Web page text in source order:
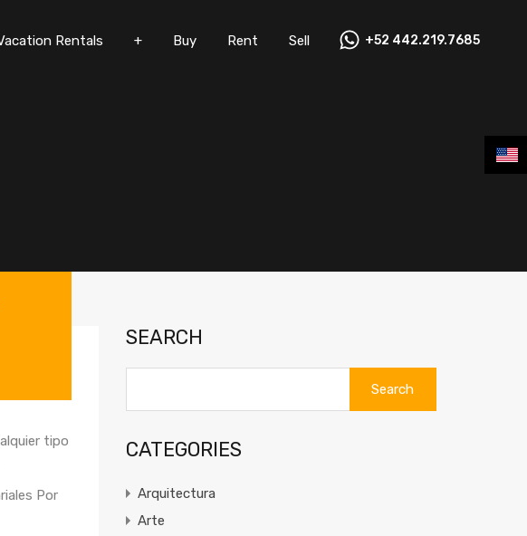
Vacation Rentals Buy Rent
Rentals + Buy Rent Sell +52 442.219.7685
tipo
Por
SEARCH
CATEGORIES
Arquitectura
Arte